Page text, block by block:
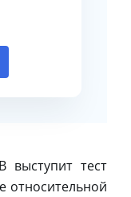
выступит тест
относительной